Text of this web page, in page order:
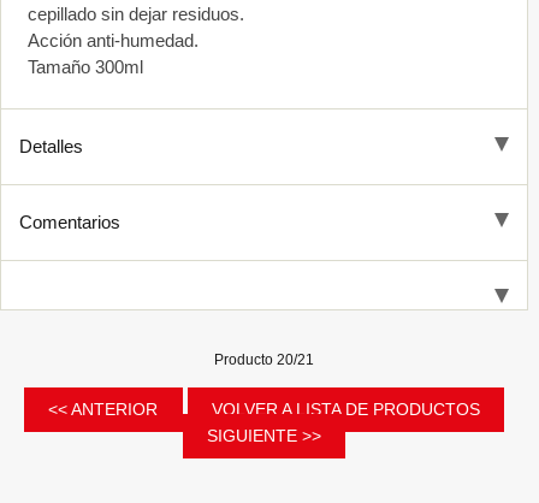
cepillado sin dejar residuos.
Acción anti-humedad.
Tamaño 300ml
Detalles
Comentarios
Producto 20/21
<< ANTERIOR
VOLVER A LISTA DE PRODUCTOS
SIGUIENTE >>